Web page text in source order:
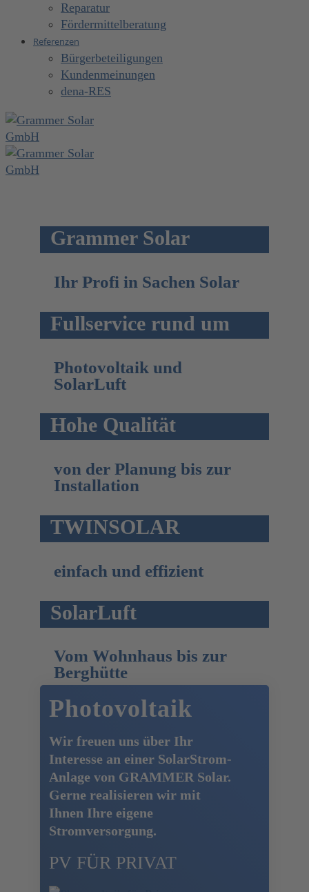
Reparatur
Fördermittelberatung
Referenzen
Bürgerbeteiligungen
Kundenmeinungen
dena-RES
Grammer Solar
Ihr Profi in Sachen Solar
Fullservice rund um
Photovoltaik und
SolarLuft
Hohe Qualität
von der Planung bis zur
Installation
TWINSOLAR
einfach und effizient
SolarLuft
Vom Wohnhaus bis zur
Berghütte
Photovoltaik
Wir freuen uns über Ihr
Interesse an einer SolarStrom-
Anlage von GRAMMER Solar.
Gerne realisieren wir mit
Ihnen Ihre eigene
Stromversorgung.
PV FÜR PRIVAT